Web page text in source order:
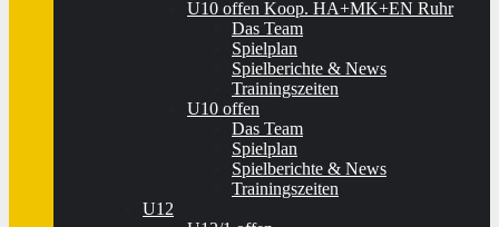
U10 offen Koop. HA+MK+EN Ruhr
Das Team
Spielplan
Spielberichte & News
Trainingszeiten
U10 offen
Das Team
Spielplan
Spielberichte & News
Trainingszeiten
U12